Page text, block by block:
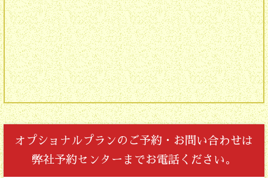
オプショナルプランの ご予約・お問い合わせは
弊社予約センターまでお電話ください。